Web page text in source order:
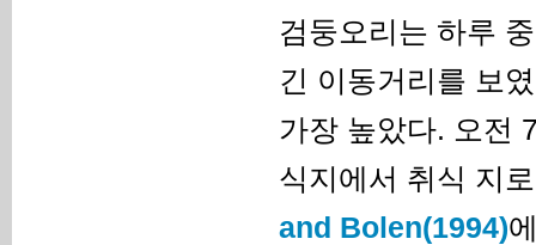
검둥오리는 하루
긴 이동거리를 보
가장 높았다. 오전
식지에서 취식 지
and Bolen(1994)